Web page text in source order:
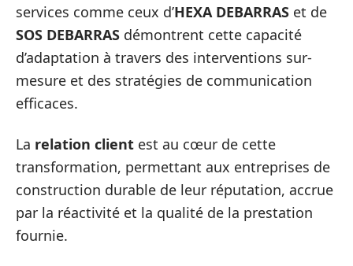
services comme ceux d’HEXA DEBARRAS et de
SOS DEBARRAS démontrent cette capacité
d’adaptation à travers des interventions sur-
mesure et des stratégies de communication
efficaces.
La relation client est au cœur de cette
transformation, permettant aux entreprises de
construction durable de leur réputation, accrue
par la réactivité et la qualité de la prestation
fournie.